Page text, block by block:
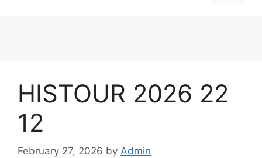
HISTOUR 2026 22
12
February 27, 2026 by Admin